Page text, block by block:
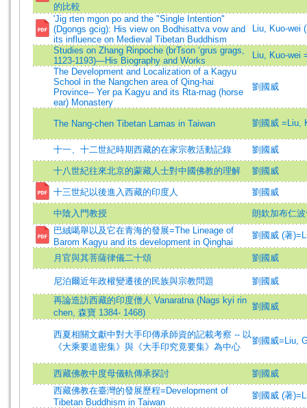
的比較
'Jig rten mgon po and the "Single Intention"
(Dgongs gcig): His view on Bodhisattva vow and
its influence on Medieval Tibetan Buddhism
Liu, Kuo-wei
Studies on Zhang Rinpoche (brTson ‘grus grags,
1123-1193)—His Biography and Works
Liu, Kuo-wei
The Development and Localization of a Kagyu
School in the Nangchen area of Qing-hai
Province-- Yer pa Kagyu and its Rta-rnag (horse
ear) Monastery
劉國威
The Nang-chen Tibetan Lamas in Taiwan 劉國威 =Liu,
十一、十二世紀時期西藏的在家宗教活動記錄 劉國威
十八世紀往來北京的蒙藏人士對中國佛教的理解 劉國威
十三世紀以後進入西藏的印度人 劉國威
中陰入門教授
朗欽加布仁
巴絨噶舉以及它在青海的發展=The Lineage of
Barom Kagyu and its development in Qinghai
劉國威 (著
月官與其菩薩律儀二十頌 劉國威
尼泊爾近年政權變遷後的民族與宗教問題
劉國威
再論造訪西藏的印度僧人 Vanaratna (Nags kyi rin
chen, 森寶 1384- 1468)
劉國威
西夏相關文獻中對大手印傳承師資的記載考察 -- 以
《大乘要道密集》與《大手印究竟要集》為中心
劉國威=Liu,
西藏佛教中度母儀軌傳承探討
劉國威
西藏佛教在臺灣的發展歷程=Development of
Tibetan Buddhism in Taiwan
劉國威 (著